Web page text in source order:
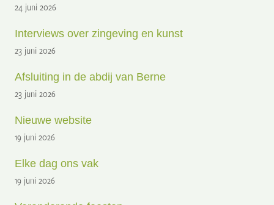
24 juni 2026
Interviews over zingeving en kunst
23 juni 2026
Afsluiting in de abdij van Berne
23 juni 2026
Nieuwe website
19 juni 2026
Elke dag ons vak
19 juni 2026